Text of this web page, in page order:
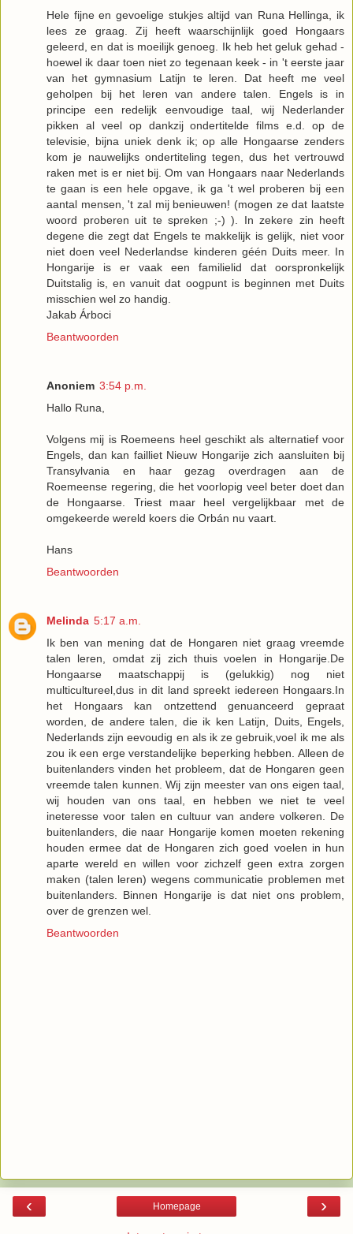
Hele fijne en gevoelige stukjes altijd van Runa Hellinga, ik
lees ze graag. Zij heeft waarschijnlijk goed Hongaars
geleerd, en dat is moeilijk genoeg. Ik heb het geluk gehad -
hoewel ik daar toen niet zo tegenaan keek - in 't eerste jaar
van het gymnasium Latijn te leren. Dat heeft me veel
geholpen bij het leren van andere talen. Engels is in
principe een redelijk eenvoudige taal, wij Nederlander
pikken al veel op dankzij ondertitelde films e.d. op de
televisie, bijna uniek denk ik; op alle Hongaarse zenders
kom je nauwelijks ondertiteling tegen, dus het vertrouwd
raken met is er niet bij. Om van Hongaars naar Nederlands
te gaan is een hele opgave, ik ga 't wel proberen bij een
aantal mensen, 't zal mij benieuwen! (mogen ze dat laatste
woord proberen uit te spreken ;-) ). In zekere zin heeft
degene die zegt dat Engels te makkelijk is gelijk, niet voor
niet doen veel Nederlandse kinderen géén Duits meer. In
Hongarije is er vaak een familielid dat oorspronkelijk
Duitstalig is, en vanuit dat oogpunt is beginnen met Duits
misschien wel zo handig.
Jakab Árboci
Beantwoorden
Anoniem 3:54 p.m.
Hallo Runa,
Volgens mij is Roemeens heel geschikt als alternatief voor
Engels, dan kan failliet Nieuw Hongarije zich aansluiten bij
Transylvania en haar gezag overdragen aan de
Roemeense regering, die het voorlopig veel beter doet dan
de Hongaarse. Triest maar heel vergelijkbaar met de
omgekeerde wereld koers die Orbán nu vaart.
Hans
Beantwoorden
Melinda 5:17 a.m.
Ik ben van mening dat de Hongaren niet graag vreemde
talen leren, omdat zij zich thuis voelen in Hongarije.De
Hongaarse maatschappij is (gelukkig) nog niet
multicultureel,dus in dit land spreekt iedereen Hongaars.In
het Hongaars kan ontzettend genuanceerd gepraat
worden, de andere talen, die ik ken Latijn, Duits, Engels,
Nederlands zijn eevoudig en als ik ze gebruik,voel ik me als
zou ik een erge verstandelijke beperking hebben. Alleen de
buitenlanders vinden het probleem, dat de Hongaren geen
vreemde talen kunnen. Wij zijn meester van ons eigen taal,
wij houden van ons taal, en hebben we niet te veel
ineteresse voor talen en cultuur van andere volkeren. De
buitenlanders, die naar Hongarije komen moeten rekening
houden ermee dat de Hongaren zich goed voelen in hun
aparte wereld en willen voor zichzelf geen extra zorgen
maken (talen leren) wegens communicatie problemen met
buitenlanders. Binnen Hongarije is dat niet ons problem,
over de grenzen wel.
Beantwoorden
‹ ›
Homepage